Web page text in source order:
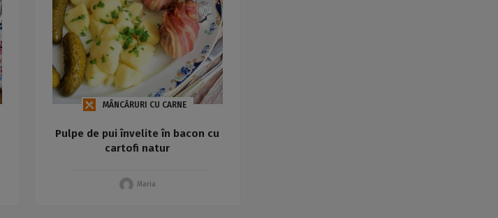
MÂNCĂRURI CU CARNE
Pulpe de pui învelite în bacon cu
cartofi natur
Maria